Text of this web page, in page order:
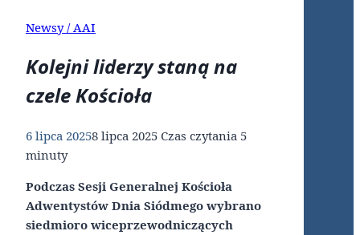
Newsy / AAI
Kolejni liderzy staną na
czele Kościoła
6 lipca 20258 lipca 2025 Czas czytania 5
minuty
Podczas Sesji Generalnej Kościoła
Adwentystów Dnia Siódmego wybrano
siedmioro wiceprzewodniczących